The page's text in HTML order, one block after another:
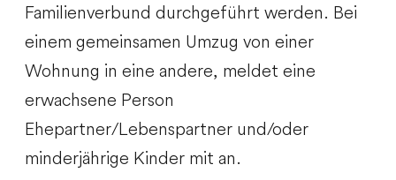
Familienverbund durchgeführt werden. Bei
einem gemeinsamen Umzug von einer
Wohnung in eine andere, meldet eine
erwachsene Person
Ehepartner/Lebenspartner und/oder
minderjährige Kinder mit an.